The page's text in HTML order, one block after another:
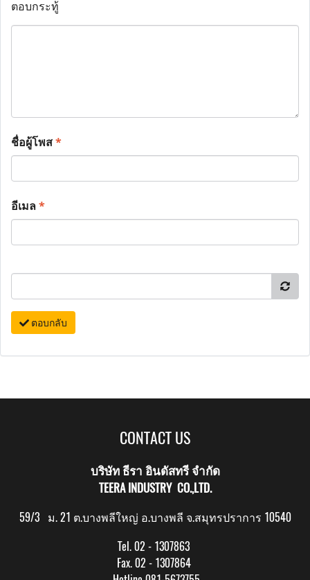
ตอบกระทู้
ชื่อผู้โพส*
อีเมล*
ตอบกลับ
CONTACT US
บริษัท ธีรา อินดัสทรี จำกัด
TEERA INDUSTRY CO.,LTD.
59/3 ม. 21 ต.บางพลีใหญ่ อ.บางพลี จ.สมุทรปราการ 10540
Tel. 02 - 1307863
Fax. 02 - 1307864